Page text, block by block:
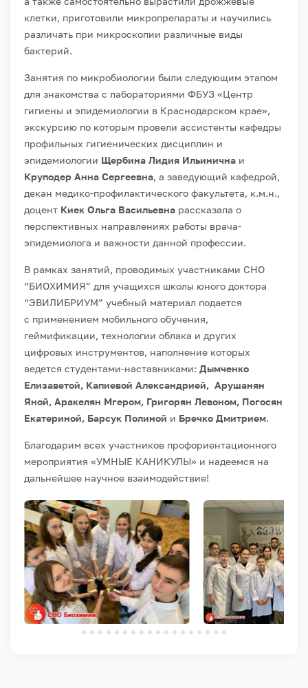
клетки, приготовили микропрепараты и научились
различать при микроскопии различные виды
бактерий.
Занятия по микробиологии были следующим этапом
для знакомства с лабораториями ФБУЗ «Центр
гигиены и эпидемиологии в Краснодарском крае»,
экскурсию по которым провели ассистенты кафедры
профильных гигиенических дисциплин и
эпидемиологии Щербина Лидия Ильинична и
Круподер Анна Сергеевна, а заведующий кафедрой,
декан медико-профилактического факультета, к.м.н.,
доцент Киек Ольга Васильевна рассказала о
перспективных направлениях работы врача-
эпидемиолога и важности данной профессии.
В рамках занятий, проводимых участниками СНО
“БИОХИМИЯ” для учащихся школы юного доктора
“ЭВИЛИБРИУМ” учебный материал подается
с применением мобильного обучения,
геймификации, технологии облака и других
цифровых инструментов, наполнение которых
ведется студентами-наставниками: Дымченко
Елизаветой, Капиевой Александрией, Арушанян
Яной, Аракелян Мгером, Григорян Левоном, Погосян
Екатериной, Барсук Полиной и Бречко Дмитрием.
Благодарим всех участников профориентационного
мероприятия «УМНЫЕ КАНИКУЛЫ» и надеемся на
дальнейшее научное взаимодействие!